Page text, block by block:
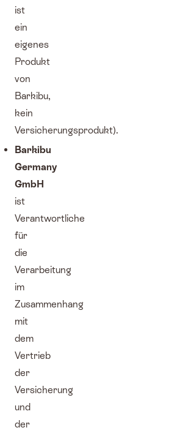
ist
ein
eigenes
Produkt
von
Barkibu,
kein
Versicherungsprodukt).
Barkibu
Germany
GmbH
ist
Verantwortliche
für
die
Verarbeitung
im
Zusammenhang
mit
dem
Vertrieb
der
Versicherung
und
der